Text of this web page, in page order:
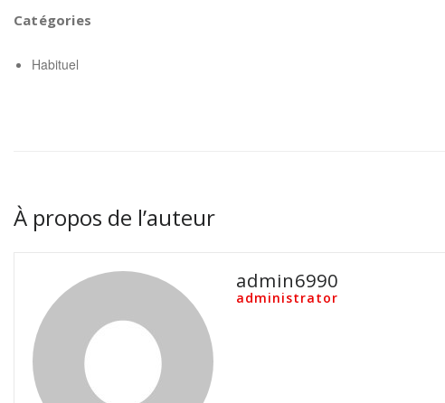
Catégories
Habituel
À propos de l’auteur
admin6990
administrator